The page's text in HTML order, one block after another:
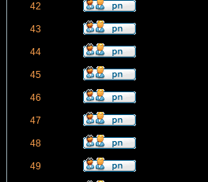
42
43
44
45
46
47
48
49